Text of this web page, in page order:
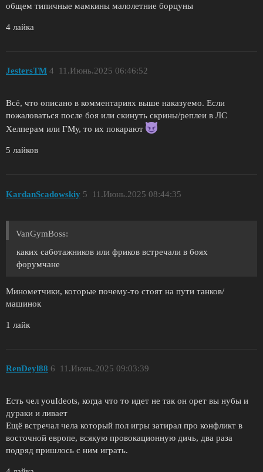
общем типичные мамкины малолетние борцуны
4 лайка
JestersTM 11.Июнь.2025 06:46:52
4
Всё, что описано в комментариях выше наказуемо. Если
пожаловаться после боя или скинуть скрины/реплеи в ЛС
Хелперам или ГМу, то их покарают
5 лайков
KardanScadowskiy 11.Июнь.2025 08:44:35
5
VanGymBoss:
каких саботажников или фриков встречали в боях
форумчане
Минометчики, которые почему-то стоят на пути танков/
машинок
1 лайк
RenDeyl88 11.Июнь.2025 09:03:39
6
Есть чел youIdeots, когда что то идет не так он орет вы нубы и
дураки и ливает
Ещё встречал чела который пол игры затирал про конфликт в
восточной европе, всякую провокационную дичь, два раза
подряд пришлось с ним играть.